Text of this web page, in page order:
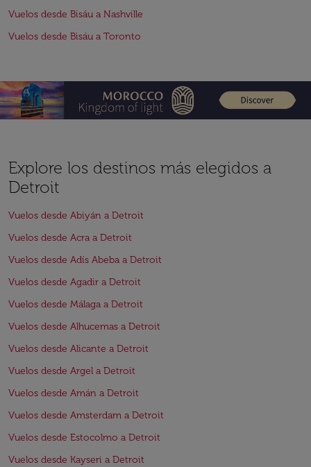
Vuelos desde Bisáu a Nashville
Vuelos desde Bisáu a Toronto
Explore los destinos más elegidos a
Detroit
Vuelos desde Abiyán a Detroit
Vuelos desde Acra a Detroit
Vuelos desde Adís Abeba a Detroit
Vuelos desde Agadir a Detroit
Vuelos desde Málaga a Detroit
Vuelos desde Alhucemas a Detroit
Vuelos desde Alicante a Detroit
Vuelos desde Argel a Detroit
Vuelos desde Amán a Detroit
Vuelos desde Amsterdam a Detroit
Vuelos desde Estocolmo a Detroit
Vuelos desde Kayseri a Detroit